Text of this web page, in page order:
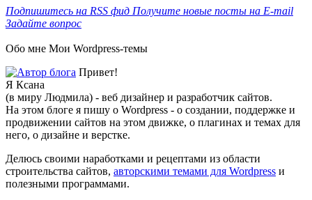
Подпишитесь на RSS фид Получите новые посты на E-mail
Задайте вопрос
Обо мне Мои Wordpress-темы
Привет!
Я Ксана
(в миру Людмила) - веб дизайнер и разработчик сайтов.
На этом блоге я пишу о Wordpress - о создании, поддержке и
продвижении сайтов на этом движке, о плагинах и темах для
него, о дизайне и верстке.
Делюсь своими наработками и рецептами из области
строительства сайтов, авторскими темами для Wordpress и
полезными программами.